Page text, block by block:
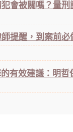
會被關嗎？量刑
提醒，到案前必
有效建議：明哲